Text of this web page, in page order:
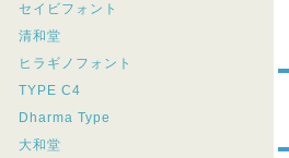
セイビフォント
清和堂
ヒラギノフォント
TYPE C4
Dharma Type
大和堂